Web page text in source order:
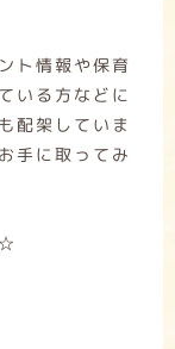
ト情報や保育
いる方などに
配架していま
手に取ってみ